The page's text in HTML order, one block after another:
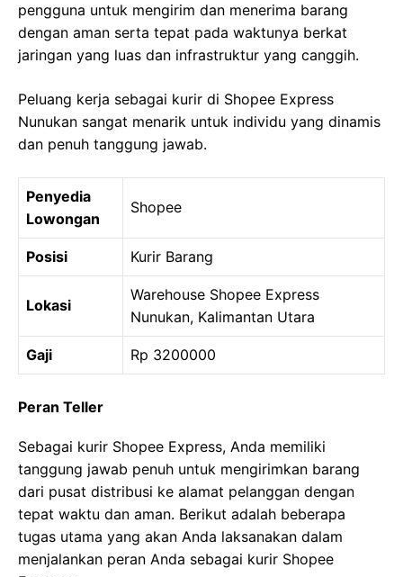
pengguna untuk mengirim dan menerima barang
dengan aman serta tepat pada waktunya berkat
jaringan yang luas dan infrastruktur yang canggih.
Peluang kerja sebagai kurir di Shopee Express
Nunukan sangat menarik untuk individu yang dinamis
dan penuh tanggung jawab.
Penyedia
Lowongan
Shopee
Posisi Kurir Barang
Lokasi
Warehouse Shopee Express
Nunukan, Kalimantan Utara
Gaji Rp 3200000
Peran Teller
Sebagai kurir Shopee Express, Anda memiliki
tanggung jawab penuh untuk mengirimkan barang
dari pusat distribusi ke alamat pelanggan dengan
tepat waktu dan aman. Berikut adalah beberapa
tugas utama yang akan Anda laksanakan dalam
menjalankan peran Anda sebagai kurir Shopee